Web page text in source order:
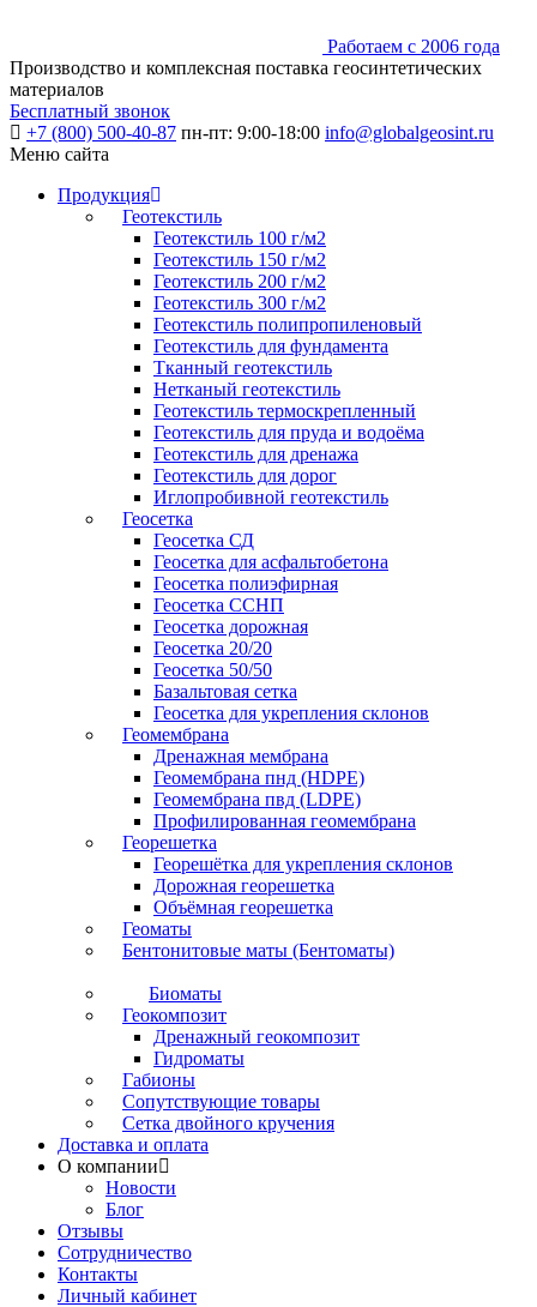
Работаем с 2006 года
Производство и комплексная поставка геосинтетических
материалов
Бесплатный звонок
+7 (800) 500-40-87 пн-пт: 9:00-18:00 info@globalgeosint.ru
Меню сайта
Продукция
Геотекстиль
Геотекстиль 100 г/м2
Геотекстиль 150 г/м2
Геотекстиль 200 г/м2
Геотекстиль 300 г/м2
Геотекстиль полипропиленовый
Геотекстиль для фундамента
Тканный геотекстиль
Нетканый геотекстиль
Геотекстиль термоскрепленный
Геотекстиль для пруда и водоёма
Геотекстиль для дренажа
Геотекстиль для дорог
Иглопробивной геотекстиль
Геосетка
Геосетка СД
Геосетка для асфальтобетона
Геосетка полиэфирная
Геосетка ССНП
Геосетка дорожная
Геосетка 20/20
Геосетка 50/50
Базальтовая сетка
Геосетка для укрепления склонов
Геомембрана
Дренажная мембрана
Геомембрана пнд (HDPE)
Геомембрана пвд (LDPE)
Профилированная геомембрана
Георешетка
Георешётка для укрепления склонов
Дорожная георешетка
Объёмная георешетка
Геоматы
Бентонитовые маты (Бентоматы)
Биоматы
Геокомпозит
Дренажный геокомпозит
Гидроматы
Габионы
Сопутствующие товары
Сетка двойного кручения
Доставка и оплата
О компании
Новости
Блог
Отзывы
Сотрудничество
Контакты
Личный кабинет